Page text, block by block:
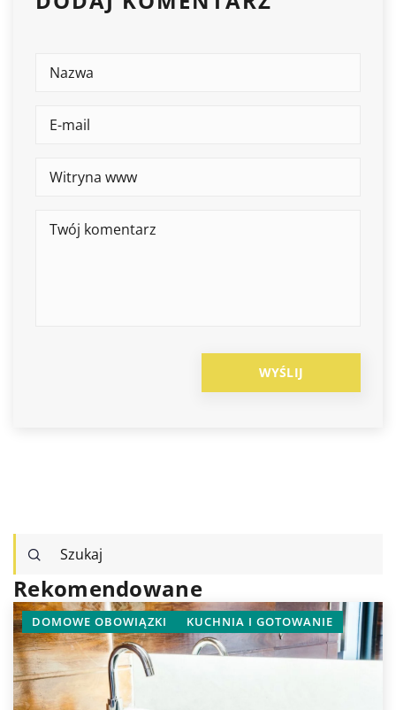
Rekomendowane
OBOWIĄZKI KUCHNIA I GOTOWANIE